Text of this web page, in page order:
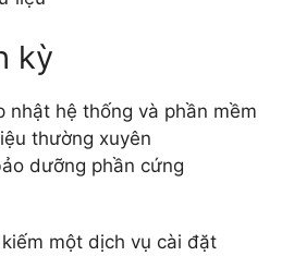
kỳ
nhật hệ thống và phần mềm
thường xuyên
dưỡng phần cứng
một dịch vụ cài đặt